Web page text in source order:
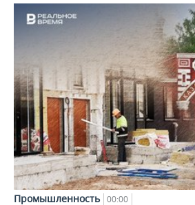
Промышленность 00:00